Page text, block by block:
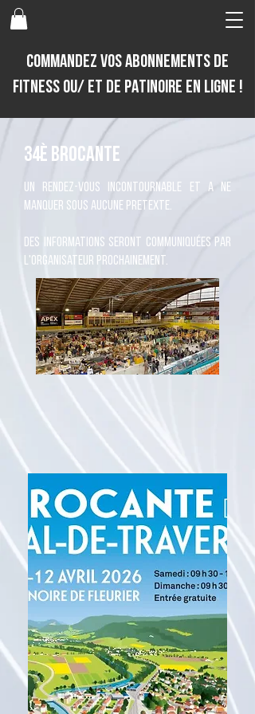
COMMANDEZ VOS ABONNEMENTS DE
fitness ou/ et De PATINOIRE EN LIGNE !
34è brocante
UN rendez-vous incontournable et a ne
manquer sous aucune pretexte.
DES informations seront communiquées par
l'organisateur prochainement.